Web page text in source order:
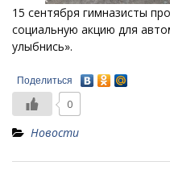
15 сентября гимназисты
социальную акцию для
улыбнись».
Поделиться
0
Новости